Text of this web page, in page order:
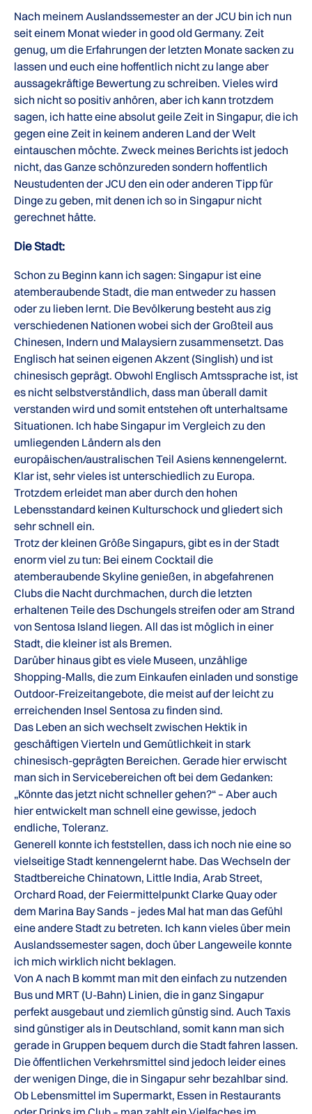
Nach meinem Auslandssemester an der JCU bin ich nun
seit einem Monat wieder in good old Germany. Zeit
genug, um die Erfahrungen der letzten Monate sacken zu
lassen und euch eine hoffentlich nicht zu lange aber
aussagekräftige Bewertung zu schreiben. Vieles wird
sich nicht so positiv anhören, aber ich kann trotzdem
sagen, ich hatte eine absolut geile Zeit in Singapur, die ich
gegen eine Zeit in keinem anderen Land der Welt
eintauschen möchte. Zweck meines Berichts ist jedoch
nicht, das Ganze schönzureden sondern hoffentlich
Neustudenten der JCU den ein oder anderen Tipp für
Dinge zu geben, mit denen ich so in Singapur nicht
gerechnet hätte.
Die Stadt:
Schon zu Beginn kann ich sagen: Singapur ist eine
atemberaubende Stadt, die man entweder zu hassen
oder zu lieben lernt. Die Bevölkerung besteht aus zig
verschiedenen Nationen wobei sich der Großteil aus
Chinesen, Indern und Malaysiern zusammensetzt. Das
Englisch hat seinen eigenen Akzent (Singlish) und ist
chinesisch geprägt. Obwohl Englisch Amtssprache ist, ist
es nicht selbstverständlich, dass man überall damit
verstanden wird und somit entstehen oft unterhaltsame
Situationen. Ich habe Singapur im Vergleich zu den
umliegenden Ländern als den
europäischen/australischen Teil Asiens kennengelernt.
Klar ist, sehr vieles ist unterschiedlich zu Europa.
Trotzdem erleidet man aber durch den hohen
Lebensstandard keinen Kulturschock und gliedert sich
sehr schnell ein.
Trotz der kleinen Größe Singapurs, gibt es in der Stadt
enorm viel zu tun: Bei einem Cocktail die
atemberaubende Skyline genießen, in abgefahrenen
Clubs die Nacht durchmachen, durch die letzten
erhaltenen Teile des Dschungels streifen oder am Strand
von Sentosa Island liegen. All das ist möglich in einer
Stadt, die kleiner ist als Bremen.
Darüber hinaus gibt es viele Museen, unzählige
Shopping-Malls, die zum Einkaufen einladen und sonstige
Outdoor-Freizeitangebote, die meist auf der leicht zu
erreichenden Insel Sentosa zu finden sind.
Das Leben an sich wechselt zwischen Hektik in
geschäftigen Vierteln und Gemütlichkeit in stark
chinesisch-geprägten Bereichen. Gerade hier erwischt
man sich in Servicebereichen oft bei dem Gedanken:
„Könnte das jetzt nicht schneller gehen?“ – Aber auch
hier entwickelt man schnell eine gewisse, jedoch
endliche, Toleranz.
Generell konnte ich feststellen, dass ich noch nie eine so
vielseitige Stadt kennengelernt habe. Das Wechseln der
Stadtbereiche Chinatown, Little India, Arab Street,
Orchard Road, der Feiermittelpunkt Clarke Quay oder
dem Marina Bay Sands – jedes Mal hat man das Gefühl
eine andere Stadt zu betreten. Ich kann vieles über mein
Auslandssemester sagen, doch über Langeweile konnte
ich mich wirklich nicht beklagen.
Von A nach B kommt man mit den einfach zu nutzenden
Bus und MRT (U-Bahn) Linien, die in ganz Singapur
perfekt ausgebaut und ziemlich günstig sind. Auch Taxis
sind günstiger als in Deutschland, somit kann man sich
gerade in Gruppen bequem durch die Stadt fahren lassen.
Die öffentlichen Verkehrsmittel sind jedoch leider eines
der wenigen Dinge, die in Singapur sehr bezahlbar sind.
Ob Lebensmittel im Supermarkt, Essen in Restaurants